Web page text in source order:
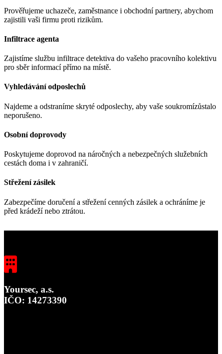
Prověřujeme uchazeče, zaměstnance i obchodní partnery, abychom
zajistili vaši firmu proti rizikům.
Infiltrace agenta
Zajistíme službu infiltrace detektiva do vašeho pracovního kolektivu
pro sběr informací přímo na místě.
Vyhledávání odposlechů
Najdeme a odstraníme skryté odposlechy, aby vaše soukromízůstalo
neporušeno.
Osobní doprovody
Poskytujeme doprovod na náročných a nebezpečných služebních
cestách doma i v zahraničí.
Střežení zásilek
Zabezpečíme doručení a střežení cenných zásilek a ochráníme je
před krádeží nebo ztrátou.
Yoursec, a.s.
IČO: 14273390